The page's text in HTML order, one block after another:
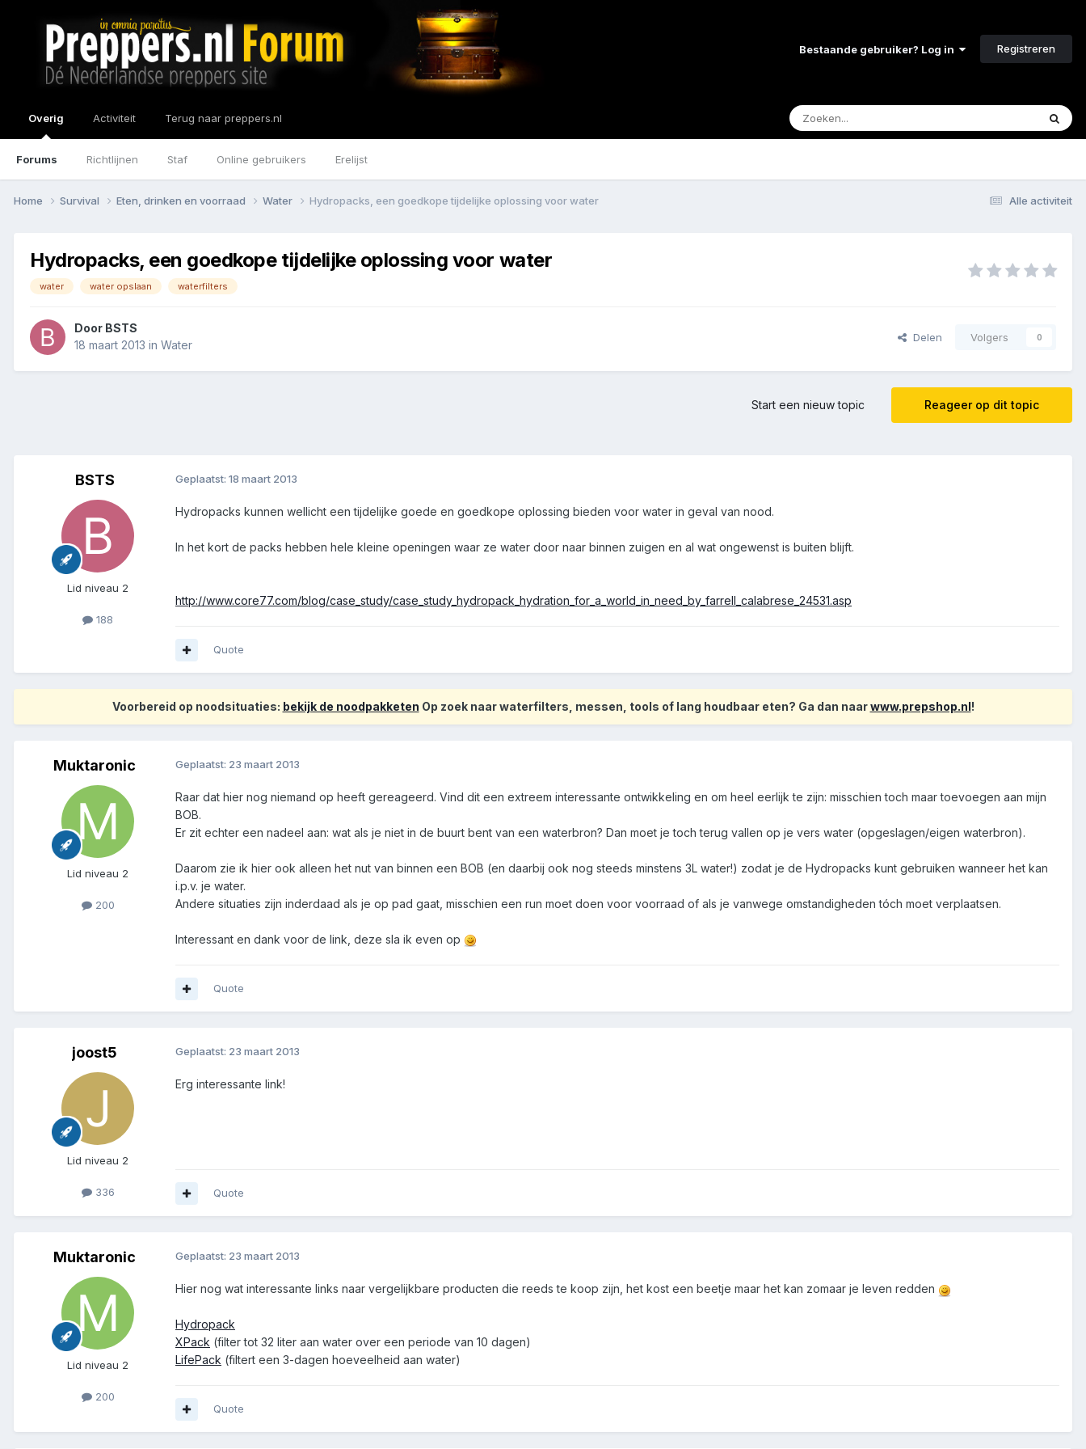
Bestaande gebruiker? Log in Registreren
Overig
Forums Richtlijnen Staf Online gebruikers Erelijst
Activiteit Terug naar preppers.nl
Alle activiteit
Home Survival Eten, drinken en voorraad Water Hydropacks, een goedkope tijdelijke oplossing voor water
Hydropacks, een goedkope tijdelijke oplossing voor water
water water opslaan waterfilters
Door BSTS
18 maart 2013 in Water
Delen Volgers 0
Reageer op dit topic
Start een nieuw topic
BSTS
Lid niveau 2
188
Geplaatst: 18 maart 2013
Hydropacks kunnen wellicht een tijdelijke goede en goedkope oplossing bieden voor water in geval van nood.
In het kort de packs hebben hele kleine openingen waar ze water door naar binnen zuigen en al wat ongewenst is buiten blijft.
http://www.core77.com/blog/case_study/case_study_hydropack_hydration_for_a_world_in_need_by_farrell_calabrese_24531.asp
Quote
Voorbereid op noodsituaties: bekijk de noodpakketen Op zoek naar waterfilters, messen, tools of lang houdbaar eten? Ga dan naarwww.prepshop.nl!
Muktaronic
Lid niveau 2
200
Geplaatst: 23 maart 2013
Raar dat hier nog niemand op heeft gereageerd. Vind dit een extreem interessante ontwikkeling en om heel eerlijk te zijn: misschien toch maar toevoegen aan mijn
BOB.
Er zit echter een nadeel aan: wat als je niet in de buurt bent van een waterbron? Dan moet je toch terug vallen op je vers water (opgeslagen/eigen waterbron).
Daarom zie ik hier ook alleen het nut van binnen een BOB (en daarbij ook nog steeds minstens 3L water!) zodat je de Hydropacks kunt gebruiken wanneer het kan
i.p.v. je water.
Andere situaties zijn inderdaad als je op pad gaat, misschien een run moet doen voor voorraad of als je vanwege omstandigheden tóch moet verplaatsen.
Interessant en dank voor de link, deze sla ik even op
Quote
joost5
Lid niveau 2
336
Geplaatst: 23 maart 2013
Erg interessante link!
Quote
Muktaronic
Lid niveau 2
200
Geplaatst: 23 maart 2013
Hier nog wat interessante links naar vergelijkbare producten die reeds te koop zijn, het kost een beetje maar het kan zomaar je leven redden
Hydropack
XPack (filter tot 32 liter aan water over een periode van 10 dagen)
LifePack (filtert een 3-dagen hoeveelheid aan water)
Quote